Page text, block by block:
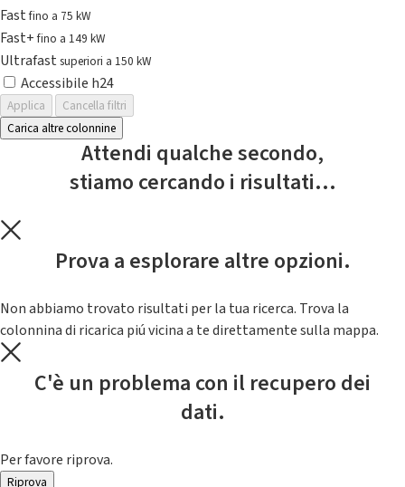
Fastfino a 75 kW
Fast+fino a 149 kW
Ultrafast superiori a 150 kW
Accessibile h24
Applica
Cancella filtri
Carica altre colonnine
Attendi qualche secondo,
stiamo cercando i risultati...
Prova a esplorare altre opzioni.
Non abbiamo trovato risultati per la tua ricerca. Trova la
colonnina di ricarica piú vicina a te direttamente sulla mappa.
C'è un problema con il recupero dei
dati.
Per favore riprova.
Riprova